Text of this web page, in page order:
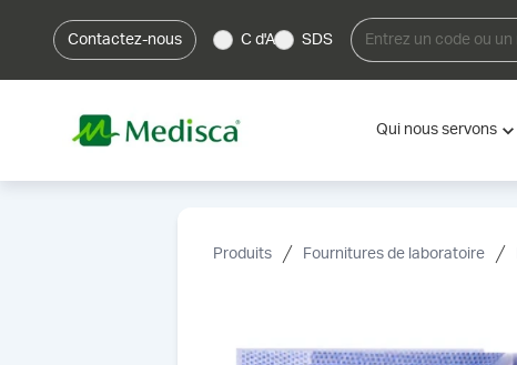
Contactez-nous C d'A SDS
Qui nous servons
Produits Fournitures de laboratoire